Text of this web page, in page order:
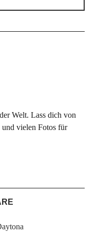
Welt. Lass dich von
und vielen Fotos für